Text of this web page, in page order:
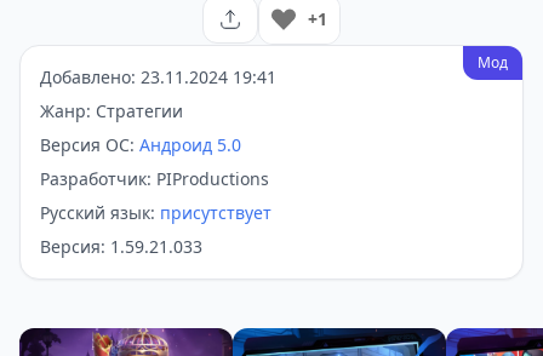
+1
Мод
Добавлено: 23.11.2024 19:41
Жанр: Стратегии
Версия ОС: Андроид 5.0
Разработчик: PIProductions
Русский язык: присутствует
Версия: 1.59.21.033